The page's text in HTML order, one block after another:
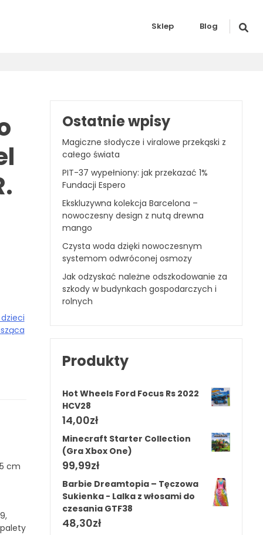
Sklep Blog
cm
Ostatnie wpisy
Magiczne słodycze i viralowe przekąski z
całego świata
PIT-37 wypełniony: jak przekazać 1%
Fundacji Espero
Ekskluzywna kolekcja Barcelona –
nowoczesny design z nutą drewna
mango
Czysta woda dzięki nowoczesnym
systemom odwróconej osmozy
Jak odzyskać należne odszkodowanie za
szkody w budynkach gospodarczych i
rolnych
Produkty
Hot Wheels Ford Focus Rs 2022
HCV28
14,00zł
Minecraft Starter Collection
(Gra Xbox One)
99,99zł
Barbie Dreamtopia – Tęczowa
Sukienka - Lalka z włosami do
czesania GTF38
48,30zł